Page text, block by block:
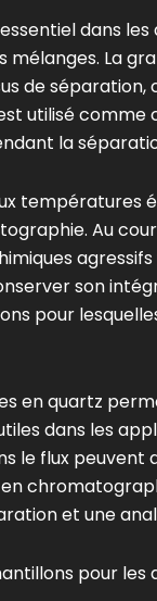
dans les
La
de
utilisé
la
températures
Au
son
pour
en quartz
dans les
le flux
et une
pour les